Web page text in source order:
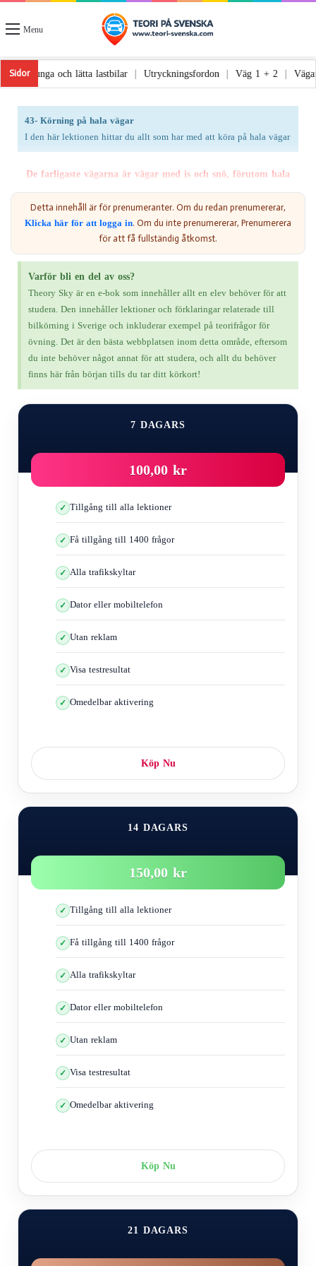
Menu
Sidor | Tunga och lätta lastbilar | Utryckningsfordon | Väg 1 + 2
43- Körning på hala vägar
I den här lektionen hittar du allt som har med att köra på hala vägar
De farligaste vägarna är vägar med is och snö, förutom hala
vägar
I händelse av sladd kommer föraren helt att tappa kontrollen över
sin bil och detta kan sluta i en smärtsam olycka. Därför kommer jag
här att ge de korrekta instruktionerna för hur man ska bete sig på
vägar täckta av snö, is eller hala vägar .
De situationer där glidning kan inträffa är följande:
Snötäckt väg
Frusen väg, vilket betyder att det är is
Våt väg
En väg med löv
Asfaltväg i varm sommar
En väg med lera eller smuts
Orsaker som leder till eller avsevärt bidrar till uppkomsten av
Kraftiga och plötsliga inbromsningar, speciellt vid
På ojämna vägar betyder det en uppförs- eller
nedförsbacke
När hastigheten plötsligt ökar
När du vrider på ratten snabbt och skarpt
Om däcken/däcken är utslitna eller skadade
Övervikt kan negativt påverka och bidra till att fordonet
glider
Nu är det korrekta sättet att agera i olika situationer, varav
den första är:
Till exempel om du kör på en väg med en hastighetsbegränsning på
70 eller 80 km i timmen
Vädret och vägförhållandena tillåter inte eller är olämpliga att din
I det här fallet ska du inte köra i högre hastighet än 50 km i
timmen, trots att hastighetsbegränsningen är över 50 km i timmen.
Följande situationer där glidning kan uppstå och hur man
hanterar dem:
I det här fallet måste du minska hastigheten och köra efter
vägsituationen.Du måste undvika hårda inbromsningar och hålla dig till
Bilen är på en låg väg och i det här fallet måste föraren sänka
hastigheten och hålla sig till höger och se till att inte trycka för hårt på
bromsarna.
Trädlöv gör att däckets grepp mot marken blir svagt vid inbromsning
Detta innehåll är för prenumeranter. Om du redan prenumererar,
Klicka här för att logga in. Om du inte prenumererar, Prenumerera
för att få fullständig åtkomst.
Varför bli en del av oss?
Theory Sky är en e-bok som innehåller allt en elev behöver för att
studera. Den innehåller lektioner och förklaringar relaterade till
bilkörning i Sverige och inkluderar exempel på teorifrågor för
övning. Det är den bästa webbplatsen inom detta område, eftersom
du inte behöver något annat för att studera, och allt du behöver
finns här från början tills du tar ditt körkort!
7 DAGARS
100,00 kr
Tillgång till alla lektioner
Få tillgång till 1400 frågor
Alla trafikskyltar
Dator eller mobiltelefon
Utan reklam
Visa testresultat
Omedelbar aktivering
Köp Nu
14 DAGARS
150,00 kr
Tillgång till alla lektioner
Få tillgång till 1400 frågor
Alla trafikskyltar
Dator eller mobiltelefon
Utan reklam
Visa testresultat
Omedelbar aktivering
Köp Nu
21 DAGARS